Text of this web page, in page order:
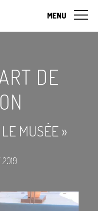
MENU
DE
MUSÉE»